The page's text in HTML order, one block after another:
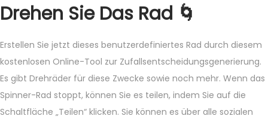
Drehen Sie Das Rad 🌀
Erstellen Sie jetzt dieses benutzerdefiniertes Rad durch diesem
kostenlosen Online-Tool zur Zufallsentscheidungsgenerierung.
Es gibt Drehräder für diese Zwecke sowie noch mehr. Wenn das
Spinner-Rad stoppt, können Sie es teilen, indem Sie auf die
Schaltfläche „Teilen“ klicken. Sie können es über alle sozialen